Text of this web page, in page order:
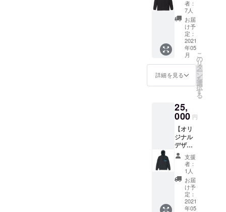
テッ
カー・
動画・
パンフ
レット
も付い
てま
す！
ツ】 オ
リジナ
ルデザ
インの
ロングT
シャツ
をお届
けしま
す！ ○
写真は
イメー
す！ ス
テッ
カーx3
トート
バック
x1 パン
フレッ
トx1・
感謝の
メッ
セー
ジ・動
画も付
者：
7人
お届
け予
定：
2021
年05
月
詳細を見る
こ
の
リ
タ
ー
ン
を
選
択
す
る
25,
000 円
【オリ
ジナル
デザイ
ン
パー
カー 】
オリジ
ナルデ
ザイン
のパー
カーを
支援
者：
1人
お届
け予
定：
2021
年05